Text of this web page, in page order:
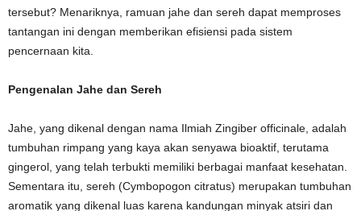
tersebut? Menariknya, ramuan jahe dan sereh dapat memproses
tantangan ini dengan memberikan efisiensi pada sistem
pencernaan kita.
Pengenalan Jahe dan Sereh
Jahe, yang dikenal dengan nama Ilmiah Zingiber officinale, adalah
tumbuhan rimpang yang kaya akan senyawa bioaktif, terutama
gingerol, yang telah terbukti memiliki berbagai manfaat kesehatan.
Sementara itu, sereh (Cymbopogon citratus) merupakan tumbuhan
aromatik yang dikenal luas karena kandungan minyak atsiri dan